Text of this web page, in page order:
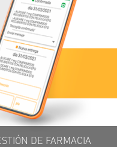
DE FARMACIA